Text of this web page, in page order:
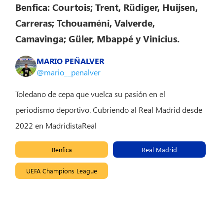
Benfica: Courtois; Trent, Rüdiger, Huijsen,
Carreras; Tchouaméni, Valverde,
Camavinga; Güler, Mbappé y Vinicius.
MARIO PEÑALVER
@mario__penalver
Toledano de cepa que vuelca su pasión en el
periodismo deportivo. Cubriendo al Real Madrid desde
2022 en MadridistaReal
Benfica Real Madrid
UEFA Champions League